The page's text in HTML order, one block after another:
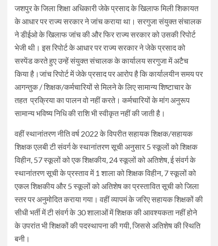
जशपुर के जिला शिक्षा अधिकारी जेके प्रसाद के खिलाफ मिली शिकायत
के आधार पर राज्य सरकार ने जांच कराया था। सरगुजा संयुक्त संचालक
ने डीईओ के खिलाफ जांच की और फिर राज्य सरकार को उसकी रिपोर्ट
भेजी थी। इस रिपोर्ट के आधार पर राज्य सरकार ने जेके प्रसाद को
सस्पेंड करते हुए उन्हें संयुक्त संचालक के कार्यालय सरगुजा में अटैच
किया है।जांच रिपोर्ट में जेके प्रसाद पर आरोप है कि कार्यालयीन समय पर
आगन्तुक / शिक्षक/कर्मचारियों से मिलने के लिए सामान्य शिष्टाचार के
तहत प्रक्रिया का पालन वो नहीं करते। कर्मचारियों के मांग अनुरूप
सामान्य भविष्य निधि की राशि भी स्वीकृत नहीं की जाती है।
वहीं स्थानांतरण नीति वर्ष 2022 के विपरीत सहायक शिक्षक/सहायक
शिक्षक एलबी टी संवर्ग के स्थानांतरण सूची अनुसार 5 स्कूलों को शिक्षक
विहीन, 57 स्कूलों को एक शिक्षकीय, 24 स्कूलों को अतिशेष, ई संवर्ग के
स्थानांतरण सूची के प्रस्ताव में 1 शाला को शिक्षक विहीन, 7 स्कूलों को
एकल शिक्षकीय और 5 स्कूलों को अतिशेष का प्रस्तावित सूची को जिला
स्तर पर अनुमोदित कराया गया। वहीं व्यापमं के जरिए सहायक शिक्षकों की
सीधी भर्ती में टी संवर्ग के 30 शालाओं में शिक्षक की आवश्यकता नहीं होने
के उपरांत भी शिक्षकों की पदस्थापना की गयी, जिससे अतिशेष की स्थिति
बनी।